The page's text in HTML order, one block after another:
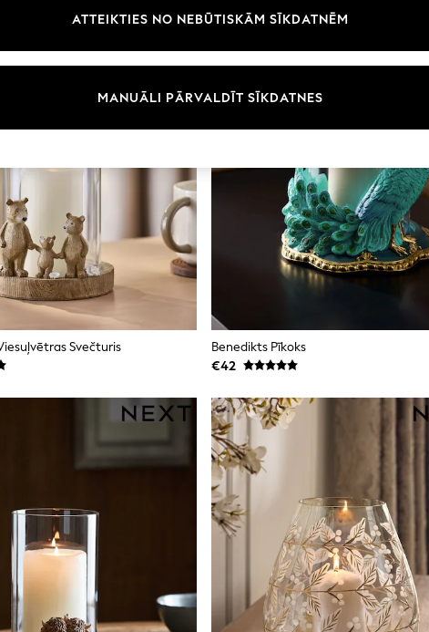
Svečturis
Benedikts Pīkoks
€42
MANUĀLI PĀRVALDĪT SĪKDATNES
ATTEIKTIES NO NEBŪTISKĀM SĪKDATNĒM